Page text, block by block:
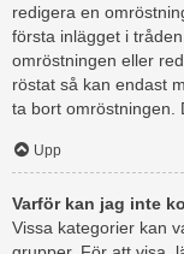
redigera en
första inlägget i
omröstningen eller
röstat så kan endast
ta bort omröstningen.
Upp
Varför kan jag inte
Vissa kategorier kan